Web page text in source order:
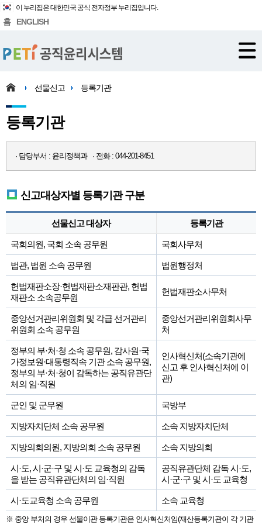
이 누리집은 대한민국 공식 전자정부 누리집입니다.
홈 ENGLISH
선물신고 등록기관
등록기관
· 담당부서 : 윤리정책과 · 전화 : 044-201-8451
신고대상자별 등록기관 구분
선물신고 대상자 등록기관
국회의원, 국회 소속 공무원 국회사무처
법관, 법원 소속 공무원 법원행정처
헌법재판소장·헌법재판소재판관, 헌법
재판소 소속공무원
헌법재판소사무처
중앙선거관리위원회 및 각급 선거관리
위원회 소속 공무원
중앙선거관리위원회사무
처
정부의 부·처·청 소속 공무원, 감사원·국
가정보원·대통령직속 기관 소속 공무원,
정부의 부·처·청이 감독하는 공직유관단
체의 임·직원
인사혁신처(소속기관에
신고 후 인사혁신처에 이
관)
군인 및 군무원 국방부
지방자치단체 소속 공무원 소속 지방자치단체
지방의회의원, 지방의회 소속 공무원 소속 지방의회
시·도, 시·군·구 및 시·도 교육청의 감독
을 받는 공직유관단체의 임·직원
공직유관단체 감독 시·도,
시·군·구 및 시·도 교육청
시·도교육청 소속 공무원 소속 교육청
※ 중앙 부처의 경우 선물이관 등록기관은 인사혁신처임(재산등록기관이 각 기관